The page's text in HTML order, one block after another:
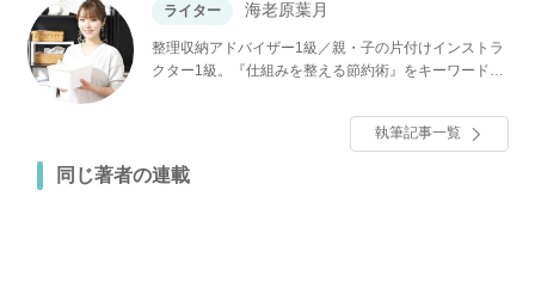
ライター 海老原葉月
整理収納アドバイザー1級／親・子の片付けインストラ
クター1級。『仕組みを整える節約術』をキーワード
で続けられる情報をお届けします。夫、小2、年長男子
執筆記事一覧
同じ著者の連載